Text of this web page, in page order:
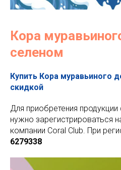
Кора
селеном
Купить Кора муравьиного
скидкой
Для приобретения
нужно зарегистрироваться
компании Coral Club. При
6279338